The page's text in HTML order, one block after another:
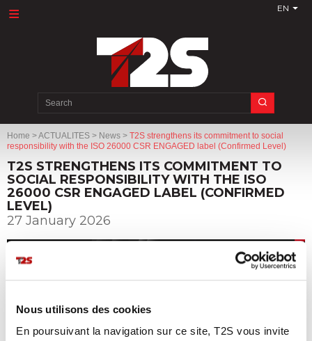
Nous utilisons des cookies
En poursuivant la navigation sur ce site, T2S vous invite
EN
Search
for:
Home >ACTUALITES > News > T2S strengthens its commitment to social
responsibility with the ISO 26000 CSR ENGAGED label (Confirmed Level)
T2S STRENGTHENS ITS COMMITMENT TO
SOCIAL RESPONSIBILITY WITH THE ISO
26000 CSR ENGAGED LABEL (CONFIRMED
LEVEL)
27 January 2026